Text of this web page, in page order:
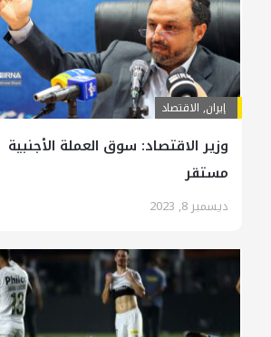
إيران, الاقتصاد
وزير الاقتصاد: سوق العملة الأجنبية
مستقر
ديسمبر 8, 2023